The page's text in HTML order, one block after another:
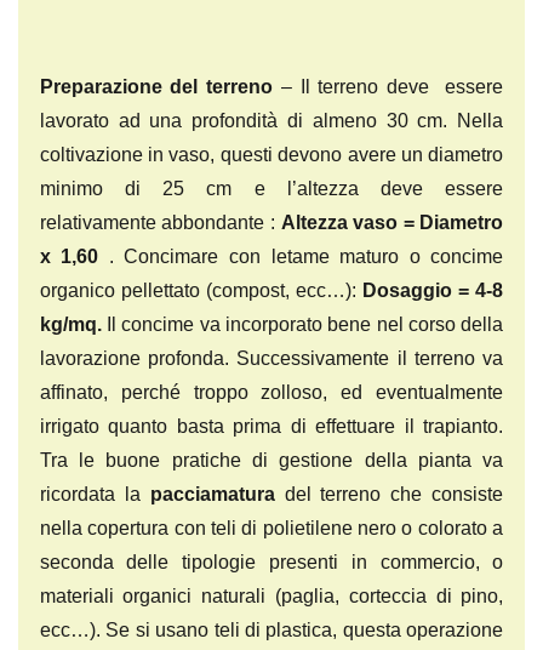
Preparazione del terreno – Il terreno deve essere
lavorato ad una profondità di almeno 30 cm. Nella
coltivazione in vaso, questi devono avere un diametro
minimo di 25 cm e l’altezza deve essere
relativamente abbondante : Altezza vaso = Diametro
x 1,60 . Concimare con letame maturo o concime
organico pellettato (compost, ecc…): Dosaggio = 4-8
kg/mq.Il concime va incorporato bene nel corso della
lavorazione profonda. Successivamente il terreno va
affinato, perché troppo zolloso, ed eventualmente
irrigato quanto basta prima di effettuare il trapianto.
Tra le buone pratiche di gestione della pianta va
ricordata la pacciamaturadel terreno che consiste
nella copertura con teli di polietilene nero o colorato a
seconda delle tipologie presenti in commercio, o
materiali organici naturali (paglia, corteccia di pino,
ecc…). Se si usano teli di plastica, questa operazione